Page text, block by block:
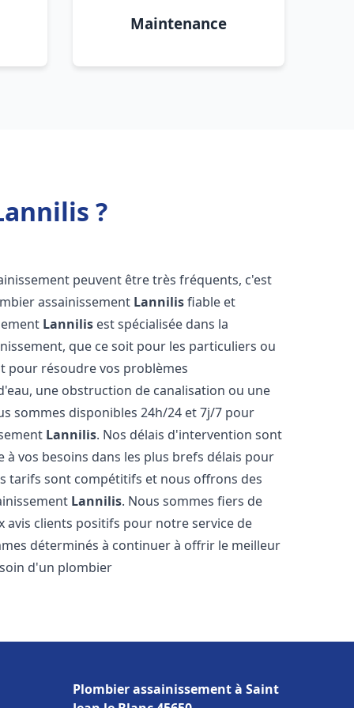
Maintenance
?
peuvent être très fréquents, c'est
assainissement Lannilisfiable et
Lannilis est spécialisée dans la
que ce soit pour les particuliers ou
pour résoudre vos problèmes
une obstruction de canalisation ou une
sommes disponibles 24h/24 et 7j/7 pour
Lannilis. Nos délais d'intervention sont
vos besoins dans les plus brefs délais pour
tarifs sont compétitifs et nous offrons des
Lannilis. Nous sommes fiers de
clients positifs pour notre service de
déterminés à continuer à offrir le meilleur
d'un plombier
Plombier assainissement à Saint